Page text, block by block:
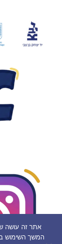
המשך השימוש